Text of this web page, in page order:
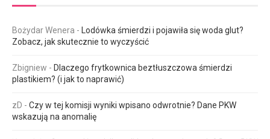
Bożydar Wenera -
Lodówka śmierdzi i pojawiła się woda glut?
Zobacz, jak skutecznie to wyczyścić
Zbigniew - Dlaczego frytkownica beztłuszczowa śmierdzi
plastikiem? (i jak to naprawić)
zD - Czy w tej komisji wyniki wpisano odwrotnie? Dane PKW
wskazują na anomalię